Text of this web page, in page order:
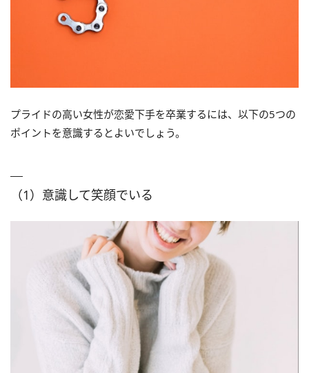
プライドの高い女性が恋愛下手を卒業するには、以下の5つの
ポイントを意識するとよいでしょう。
（1）意識して笑顔でいる